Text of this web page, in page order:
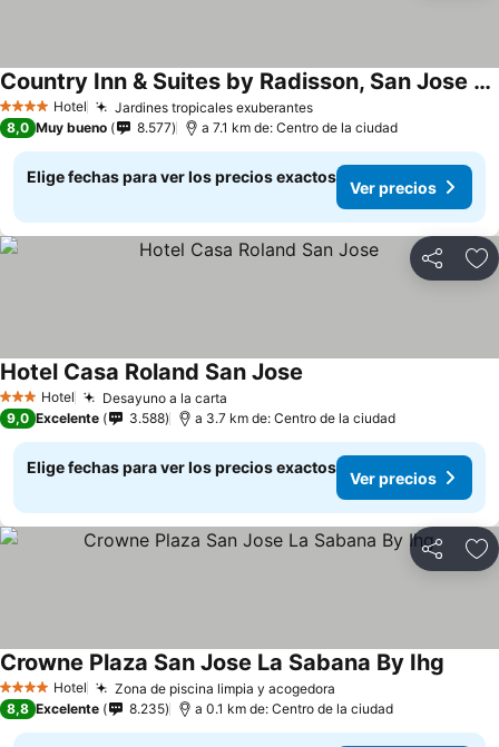
4 EstrellasHotel Jardines tropicales exuberantes
Country Inn & Suites by Radisson, San Jose Aeropuerto, Costa Rica
8,0 Muy bueno 8.577 a 7.1 km de: Centro de la ciudad
Elige fechas para ver los precios exactos
Ver precios
Compartir
3 Estrellas
Hotel Desayuno a la carta
Hotel Casa Roland San Jose
9,0 Excelente 3.588 a 3.7 km de: Centro de la ciudad
Elige fechas para ver los precios exactos
Ver precios
Compartir
4 EstrellasHotel Zona de piscina limpia y acogedora
Crowne Plaza San Jose La Sabana By Ihg
8,8 Excelente 8.235 a 0.1 km de: Centro de la ciudad